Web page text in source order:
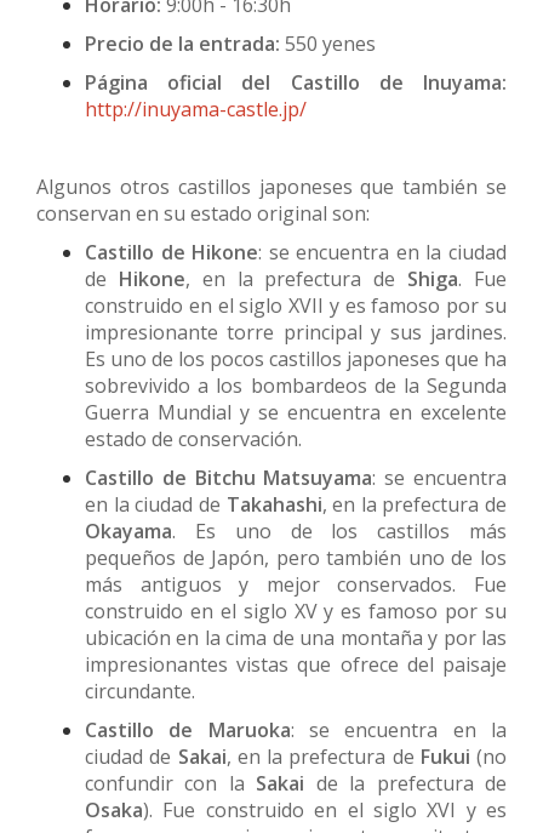
Precio de la entrada: 550 yenes
Página oficial del Castillo de Inuyama:
http://inuyama-castle.jp/
Algunos otros castillos japoneses que también se
conservan en su estado original son:
Castillo de Hikone: se encuentra en la ciudad
de Hikone, en la prefectura de Shiga. Fue
construido en el siglo XVII y es famoso por su
impresionante torre principal y sus jardines.
Es uno de los pocos castillos japoneses que ha
sobrevivido a los bombardeos de la Segunda
Guerra Mundial y se encuentra en excelente
estado de conservación.
Castillo de Bitchu Matsuyama: se encuentra
en la ciudad de Takahashi, en la prefectura de
Okayama. Es uno de los castillos más
pequeños de Japón, pero también uno de los
más antiguos y mejor conservados. Fue
construido en el siglo XV y es famoso por su
ubicación en la cima de una montaña y por las
impresionantes vistas que ofrece del paisaje
circundante.
Castillo de Maruoka: se encuentra en la
ciudad de Sakai, en la prefectura de Fukui (no
confundir con la Sakai de la prefectura de
Osaka). Fue construido en el siglo XVI y es